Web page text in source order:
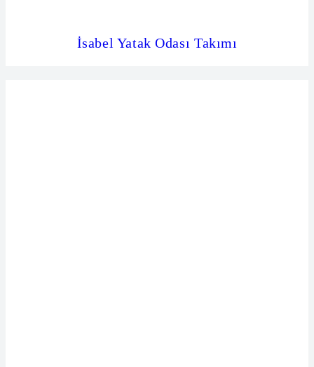
İsabel Yatak Odası Takımı